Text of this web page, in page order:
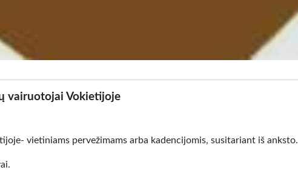
vairuotojai Vokietijoje
vietiniams pervežimams arba kadencijomis, susitariant iš anksto.